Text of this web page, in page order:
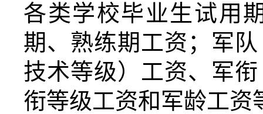
各类学校毕业生试用
期、熟练期工资；军
技术等级）工资、军
衔等级工资和军龄工资